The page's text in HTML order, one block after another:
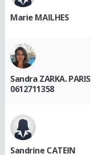
Marie MAILHES
Sandra ZARKA.
0612711358
Sandrine CATEIN